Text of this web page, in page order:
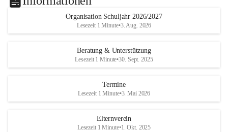
g
waren Geduld und Fingerspitzengefühl gefragt, während beim
Zielschießen mit Wasserpistolen oder Schwämmen Treffsicherheit
bewiesen werden musste.
Niemand blieb trocken, und die Kinder genossen die willkommene
Abkühlung bei sommerlichen Temperaturen. Mit vielen lachenden
Organisation Schuljahr 2026/2027
Lesezeit 1 Minute•3. Aug. 2026
Beratung & Unterstützung
Lesezeit 1 Minute•30. Sept. 2025
Termine
Lesezeit 1 Minute•3. Mai 2026
Elternverein
Lesezeit 1 Minute•1. Okt. 2025